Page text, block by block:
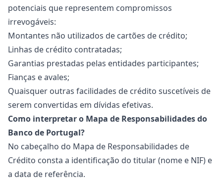
potenciais que representem compromissos
irrevogáveis:
Montantes não utilizados de cartões de crédito;
Linhas de crédito contratadas;
Garantias prestadas pelas entidades participantes;
Fianças e avales;
Quaisquer outras facilidades de crédito suscetíveis de
serem convertidas em dívidas efetivas.
Como interpretar o Mapa de Responsabilidades do
Banco de Portugal?
No cabeçalho do Mapa de Responsabilidades de
Crédito consta a identificação do titular (nome e NIF) e
a data de referência.